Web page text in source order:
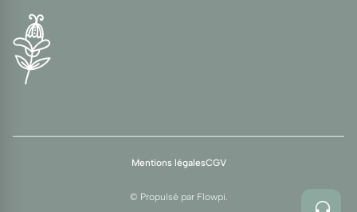
Mentions légalesCGV
© Propulsé par Flowpi.